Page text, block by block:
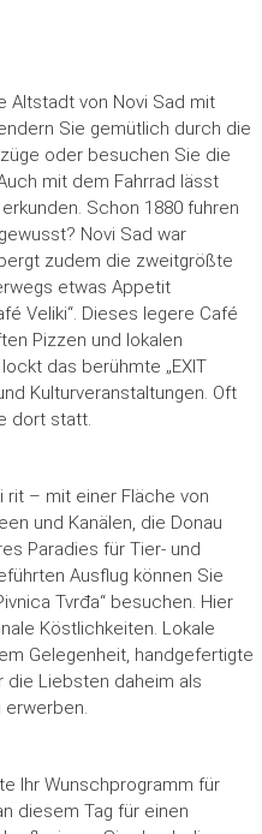
Altstadt von Novi Sad mit
Sie gemütlich durch die
oder besuchen Sie die
mit dem Fahrrad lässt
Schon 1880 fuhren
Novi Sad war
zudem die zweitgrößte
etwas Appetit
Veliki“. Dieses legere Café
Pizzen und lokalen
das berühmte „EXIT
Kulturveranstaltungen. Oft
dort statt.
rit – mit einer Fläche von
und Kanälen, die Donau
Paradies für Tier- und
Ausflug können Sie
Tvrđa“ besuchen. Hier
Köstlichkeiten. Lokale
Gelegenheit, handgefertigte
die Liebsten daheim als
Ihr Wunschprogramm für
diesem Tag für einen